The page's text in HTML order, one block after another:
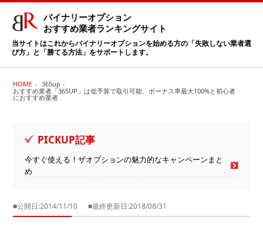
バイナリーオプション
おすすめ業者ランキングサイト
当サイトはこれからバイナリーオプションを始める方の「失敗しない業者選
び方」と「勝てる方法」をサポートします。
HOME
365up
おすすめ業者「365UP」は低予算で取引可能、ボーナス率最大100%と初心者
におすすめ業者
PICKUP記事
今すぐ使える！ザオプションの魅力的なキャンペーンまと
め
■公開日:2014/11/10 ■最終更新日:2018/08/31